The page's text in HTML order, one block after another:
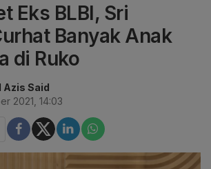
Eks BLBI, Sri
Banyak Anak
di Ruko
Azis Said
2021, 14:03